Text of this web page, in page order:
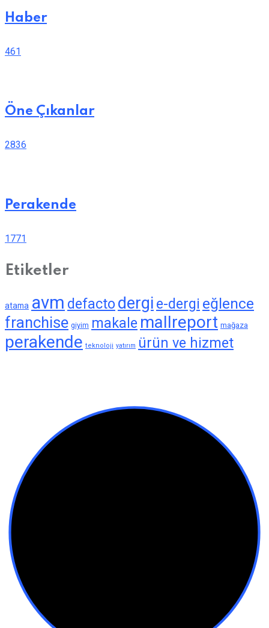
Haber
461
Öne Çıkanlar
2836
Perakende
1771
Etiketler
atama avm defacto dergi e-dergi eğlence
franchise giyim makale mallreport mağaza
perakende teknoloji yatırım ürün ve hizmet